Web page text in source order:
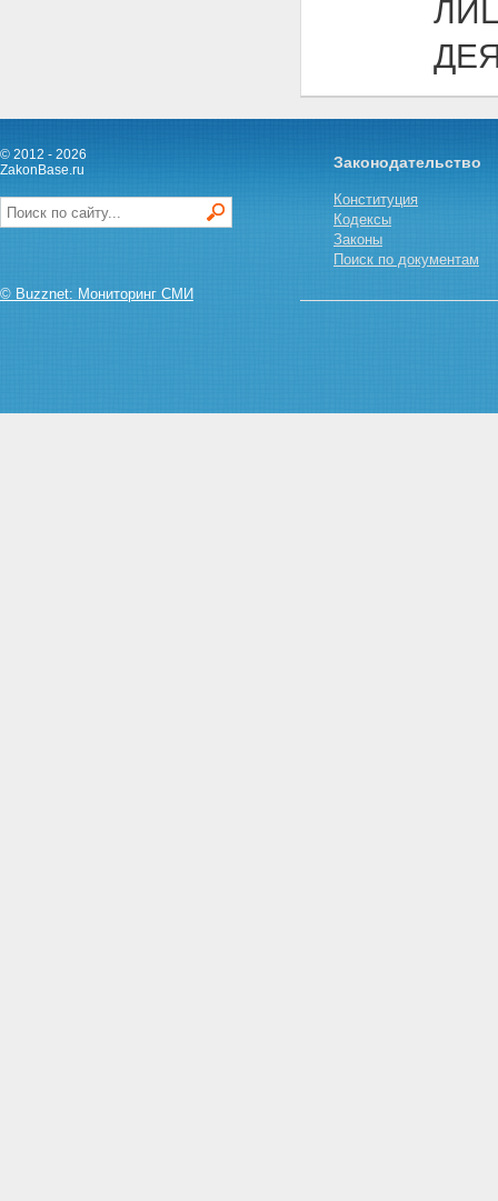
© 2012 - 2026
ZakonBase.ru
© Buzznet: Мониторинг СМИ
Законодательство
Конституция
Кодексы
Законы
Поиск по документам